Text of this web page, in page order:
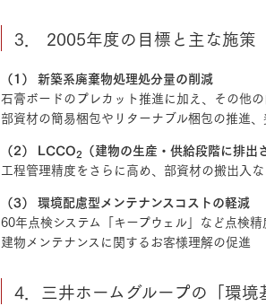
3． 2005年度の目標と主な施策
（1） 新築系廃棄物処理処分量の削減
石膏ボードのプレカット推進に加え、その他
部資材の簡易梱包やリターナブル梱包の推進
（2） LCCO2 （建物の生産・供給段階に排出
工程管理精度をさらに高め、部資材の搬出入
（3） 環境配慮型メンテナンスコストの軽減
60年点検システム「キープウェル」など点検
建物メンテナンスに関するお客様理解の促進
4．三井ホームグループの「環